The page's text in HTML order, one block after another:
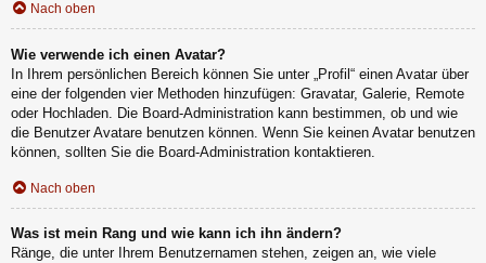
Nach oben
Wie verwende ich einen Avatar?
In Ihrem persönlichen Bereich können Sie unter „Profil“ einen Avatar über
eine der folgenden vier Methoden hinzufügen: Gravatar, Galerie, Remote
oder Hochladen. Die Board-Administration kann bestimmen, ob und wie
die Benutzer Avatare benutzen können. Wenn Sie keinen Avatar benutzen
können, sollten Sie die Board-Administration kontaktieren.
Nach oben
Was ist mein Rang und wie kann ich ihn ändern?
Ränge, die unter Ihrem Benutzernamen stehen, zeigen an, wie viele